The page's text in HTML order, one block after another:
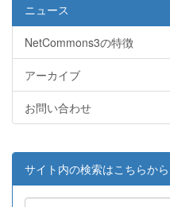
ニュース
NetCommons3の特徴
アーカイブ
お問い合わせ
サイト内の検索はこちらから